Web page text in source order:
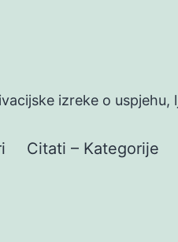
izreke o uspjehu,
Citati – Kategorije